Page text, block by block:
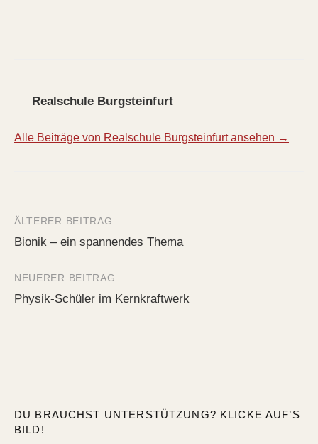
Realschule Burgsteinfurt
Alle Beiträge von Realschule Burgsteinfurt ansehen →
Beitrags-
Navigation
ÄLTERER BEITRAG
Bionik – ein spannendes Thema
NEUERER BEITRAG
Physik-Schüler im Kernkraftwerk
DU BRAUCHST UNTERSTÜTZUNG? KLICKE AUF’S
BILD!